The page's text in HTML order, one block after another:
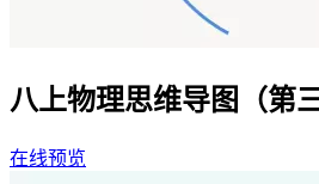
八上物理思维导图（第
在线预览